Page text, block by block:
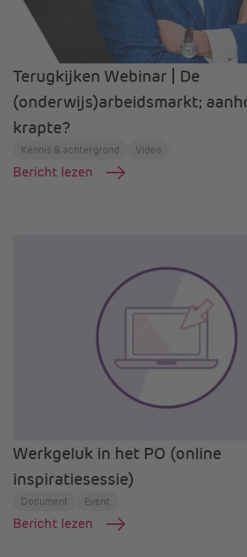
Terugkijken Webinar | De
(onderwijs)arbeidsmarkt;
krapte?
Kennis & achtergrond Video
Bericht lezen
Werkgeluk in het PO (online
inspiratiesessie)
Document Event
Bericht lezen